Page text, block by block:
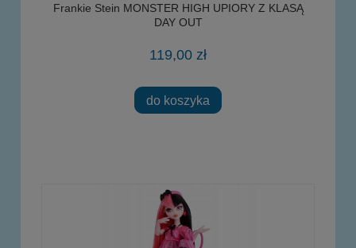
Frankie Stein MONSTER HIGH UPIORY Z KLASĄ
DAY OUT
119,00 zł
do koszyka